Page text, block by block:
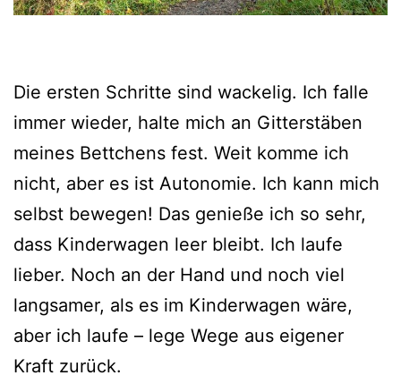
Die ersten Schritte sind wackelig. Ich falle
immer wieder, halte mich an Gitterstäben
meines Bettchens fest. Weit komme ich
nicht, aber es ist Autonomie. Ich kann mich
selbst bewegen! Das genieße ich so sehr,
dass Kinderwagen leer bleibt. Ich laufe
lieber. Noch an der Hand und noch viel
langsamer, als es im Kinderwagen wäre,
aber ich laufe – lege Wege aus eigener
Kraft zurück.